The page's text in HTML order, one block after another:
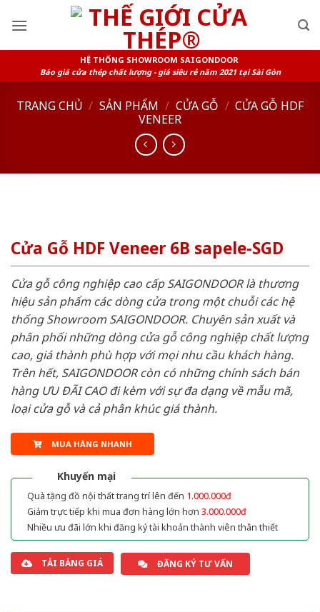
HỆ THỐNG SHOWROOM SAIGONDOOR
Báo giá cửa thép chất lượng - giá siêu rẻ năm 2021 tại Sài Gòn
TRANG CHỦ / SẢN PHẨM / CỬA GỖ / CỬA GỖ HDF
VENEER
Cửa Gỗ HDF Veneer 6B sapele-SGD
Cửa gỗ công nghiệp cao cấp SAIGONDOOR là thương
hiệu sản phẩm các dòng cửa trong một chuỗi các hệ
thống Showroom SAIGONDOOR. Chuyên sản xuất và
phân phối những dòng cửa gỗ công nghiệp chất lượng
cao, giá thành phù hợp với mọi nhu cầu khách hàng.
Trên hết, SAIGONDOOR còn có những chính sách bán
hàng ƯU ĐÃI CAO đi kèm với sự đa dạng về mẫu mã,
loại cửa gỗ và cả phân khúc giá thành.
MUA HÀNG NHANH
Khuyến mại
Quà tặng đồ nội thất trang trí lên đến 1.000.000đ
Giảm trực tiếp khi mua đơn hàng lớn hơn 3.000.000đ
Nhiều ưu đãi lớn khi đăng ký tài khoản thành viên thân thiết
TẢI BẢNG GIÁ ĐĂNG KÝ TƯ VẤN